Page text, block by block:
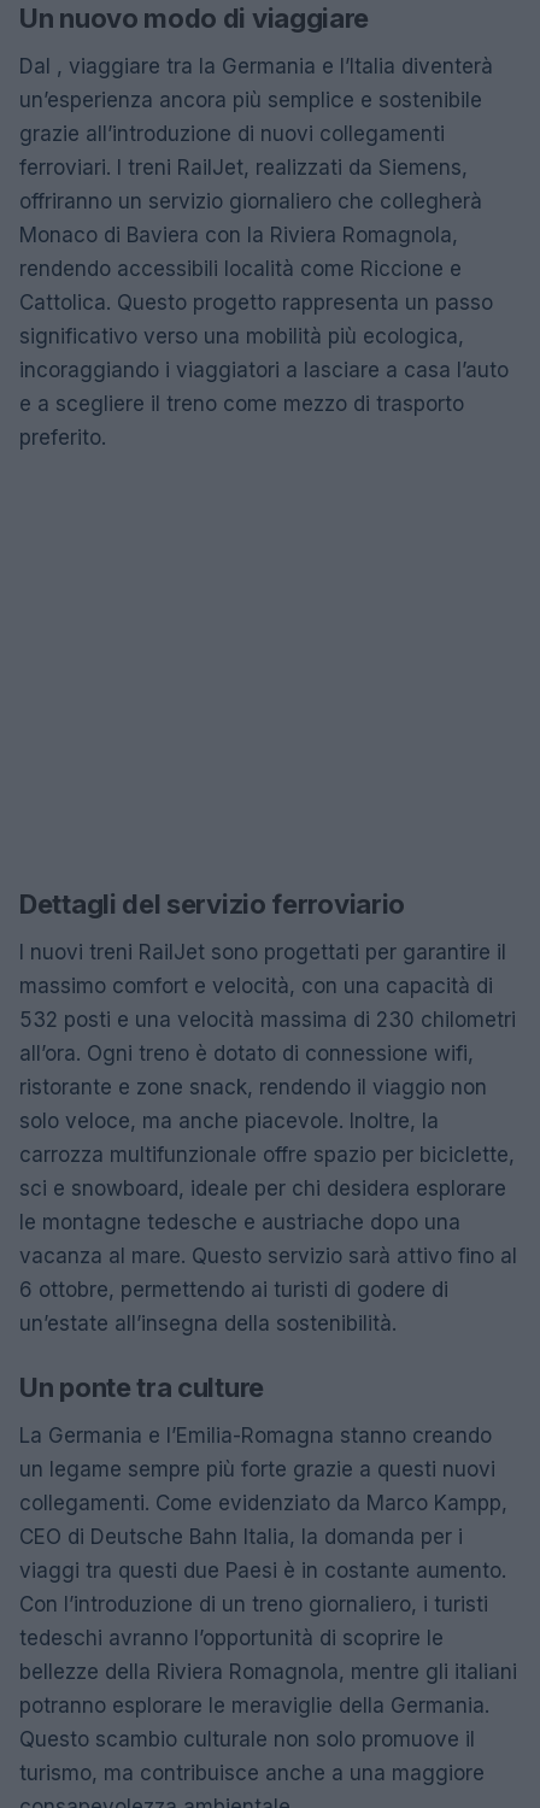
Un nuovo modo di viaggiare
Dal , viaggiare tra la Germania e l’Italia diventerà
un’esperienza ancora più semplice e sostenibile
grazie all’introduzione di nuovi collegamenti
ferroviari. I treni RailJet, realizzati da Siemens,
offriranno un servizio giornaliero che collegherà
Monaco di Baviera con la Riviera Romagnola,
rendendo accessibili località come Riccione e
Cattolica. Questo progetto rappresenta un passo
significativo verso una mobilità più ecologica,
incoraggiando i viaggiatori a lasciare a casa l’auto
e a scegliere il treno come mezzo di trasporto
preferito.
Dettagli del servizio ferroviario
I nuovi treni RailJet sono progettati per garantire il
massimo comfort e velocità, con una capacità di
532 posti e una velocità massima di 230 chilometri
all’ora. Ogni treno è dotato di connessione wifi,
ristorante e zone snack, rendendo il viaggio non
solo veloce, ma anche piacevole. Inoltre, la
carrozza multifunzionale offre spazio per biciclette,
sci e snowboard, ideale per chi desidera esplorare
le montagne tedesche e austriache dopo una
vacanza al mare. Questo servizio sarà attivo fino al
6 ottobre, permettendo ai turisti di godere di
un’estate all’insegna della sostenibilità.
Un ponte tra culture
La Germania e l’Emilia-Romagna stanno creando
un legame sempre più forte grazie a questi nuovi
collegamenti. Come evidenziato da Marco Kampp,
CEO di Deutsche Bahn Italia, la domanda per i
viaggi tra questi due Paesi è in costante aumento.
Con l’introduzione di un treno giornaliero, i turisti
tedeschi avranno l’opportunità di scoprire le
bellezze della Riviera Romagnola, mentre gli italiani
potranno esplorare le meraviglie della Germania.
Questo scambio culturale non solo promuove il
turismo, ma contribuisce anche a una maggiore